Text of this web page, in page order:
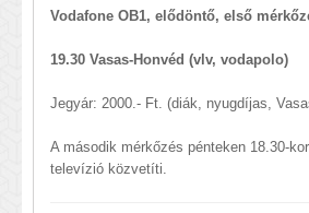
Vodafone OB1, elődöntő, első
19.30 Vasas-Honvéd (vlv, vodapolo)
Jegyár: 2000.- Ft. (diák, nyugdíjas,
A második mérkőzés pénteken 18.30-
televízió közvetíti.